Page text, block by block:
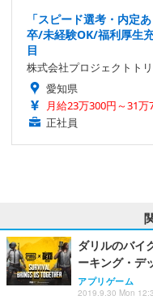
「スピード選考・内定
卒/未経験OK/福利厚生
目
株式会社プロジェクトト
愛知県
月給23万300円～31万
正社員
ダリルのバイ
ーキング・デ
アプリゲーム
2019.9.30 Mon